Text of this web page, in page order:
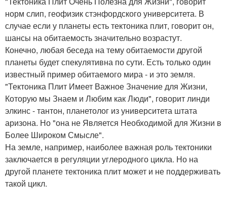
норм слип, геофизик стэнфордского университета. В
случае если у планеты есть тектоника плит, говорит он,
шансы на обитаемость значительно возрастут.
Конечно, любая беседа на тему обитаемости другой
планеты будет спекулятивна по сути. Есть только один
известный пример обитаемого мира - и это земля.
"Тектоника Плит Имеет Важное Значение для Жизни,
Которую мы Знаем и Любим как Люди", говорит линди
элкинс - тантон, планетолог из университета штата
аризона. Но "она не Является Необходимой для Жизни в
Более Широком Смысле".
На земле, например, наиболее важная роль тектоники
заключается в регуляции углеродного цикла. Но на
другой планете тектоника плит может и не поддерживать
такой цикл.